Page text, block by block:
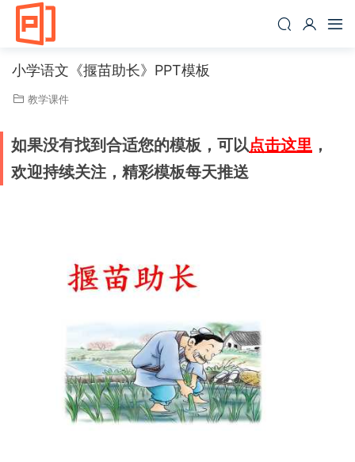
小学语文《揠苗助长》PPT模板
教学课件
如果没有找到合适您的模板，可以点击这里 ，
欢迎持续关注，精彩模板每天推送